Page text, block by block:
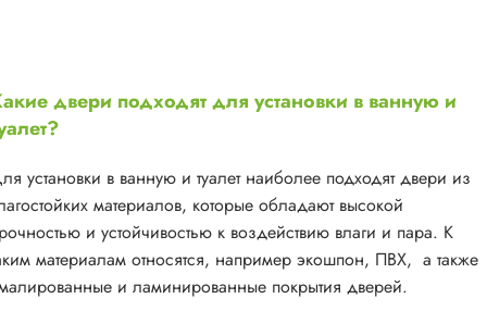
двери подходят для установки в ванную и
установки в ванную и туалет наиболее подходят двери из
материалов, которые обладают высокой
и устойчивостью к воздействию влаги и пара. К
материалам относятся, например экошпон, ПВХ, а также
и ламинированные покрытия дверей.